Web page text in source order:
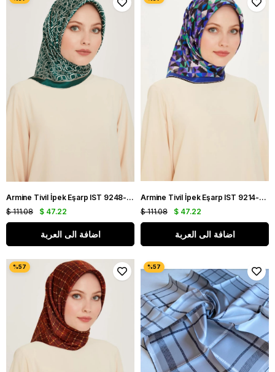
Armine Tivil İpek Eşarp IST 9248-86 Yeşil Karışık Desen
$ 47.22
$ 111.08
اضافة الى العربة
Armine Tivil İpek Eşarp IST 9214-53 Morcivert Karışık Desen
$ 47.22
$ 111.08
اضافة الى العربة